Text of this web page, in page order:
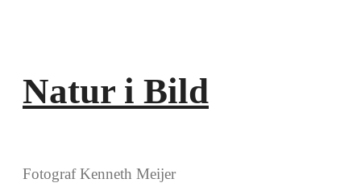
Natur i Bild
Fotograf Kenneth Meijer